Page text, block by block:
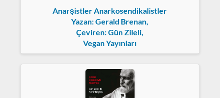
Anarşistler Anarkosendikalistler
Yazan: Gerald Brenan,
Çeviren: Gün Zileli,
Vegan Yayınları